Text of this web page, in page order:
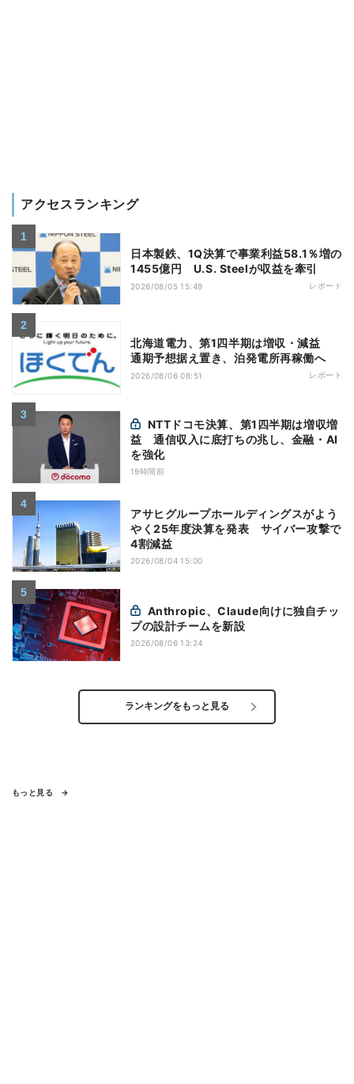
アクセスランキング
日本製鉄、1Q決算で事業利益58.1％増の
1455億円 U.S. Steelが収益を牽引
2026/08/05 15:49 レポート
北海道電力、第1四半期は増収・減益
通期予想据え置き、泊発電所再稼働へ
2026/08/06 08:51 レポート
益 通信収入に底打ちの兆し、金融・AI
を強化
19時間前
アサヒグループホールディングスがよう
やく25年度決算を発表 サイバー攻撃で
4割減益
2026/08/04 15:00
プの設計チームを新設
2026/08/06 13:24
ランキングをもっと見る
もっと見る